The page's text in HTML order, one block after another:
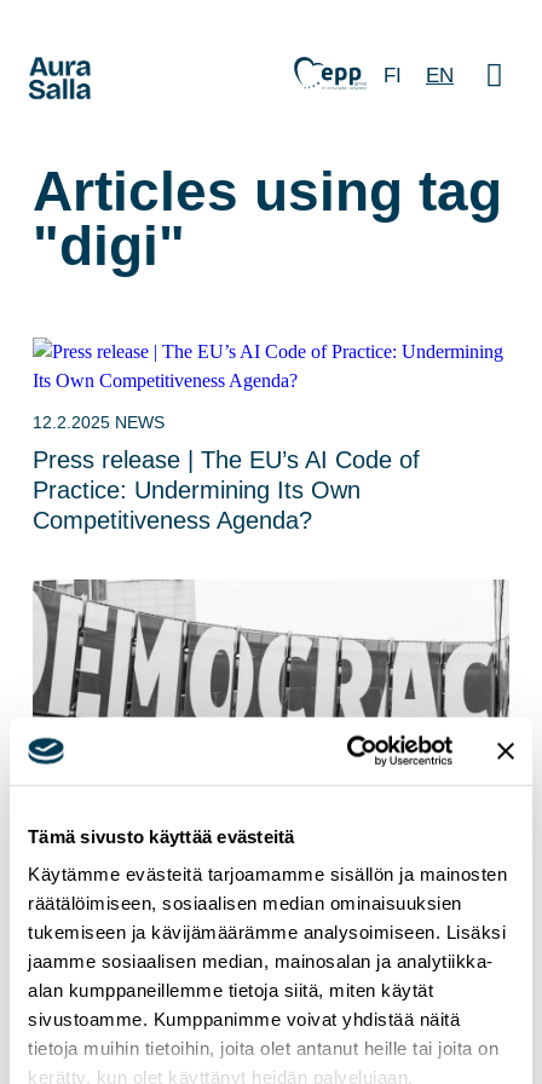
Tämä sivusto käyttää evästeitä
Käytämme evästeitä tarjoamamme sisällön ja mainosten
räätälöimiseen, sosiaalisen median ominaisuuksien
tukemiseen ja kävijämäärämme analysoimiseen. Lisäksi
jaamme sosiaalisen median, mainosalan ja analytiikka-
alan kumppaneillemme tietoja siitä, miten käytät
sivustoamme. Kumppanimme voivat yhdistää näitä
tietoja muihin tietoihin, joita olet antanut heille tai joita on
kerätty, kun olet käyttänyt heidän palvelujaan.
FI EN
Articles using tag
"digi"
12.2.2025 NEWS
Press release | The EU’s AI Code of
Practice: Undermining Its Own
Competitiveness Agenda?